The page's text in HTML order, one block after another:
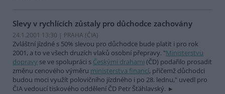
Slevy v rychlících zůstaly pro důchodce zachovány
24.1.2001 13:30 | PRAHA (ČIA)
Zvláštní jízdné s 50% slevou pro důchodce bude platit i pro rok
2001, a to ve všech druzích vlaků osobní přepravy. "Ministerstvu
dopravy se ve spolupráci s Českými drahami (ČD) podařilo prosadit
změnu cenového výměru ministerstva financí, přičemž důchodci
budou moci využít polovičního jízdného i po 28. lednu," uvedl pro
ČIA vedoucí tiskového oddělení ČD Petr Šťáhlavský.